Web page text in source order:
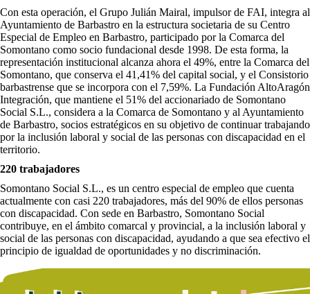
Con esta operación, el Grupo Julián Mairal, impulsor de FAI, integra al
Ayuntamiento de Barbastro en la estructura societaria de su Centro
Especial de Empleo en Barbastro, participado por la Comarca del
Somontano como socio fundacional desde 1998. De esta forma, la
representación institucional alcanza ahora el 49%, entre la Comarca del
Somontano, que conserva el 41,41% del capital social, y el Consistorio
barbastrense que se incorpora con el 7,59%. La Fundación AltoAragón
Integración, que mantiene el 51% del accionariado de Somontano
Social S.L., considera a la Comarca de Somontano y al Ayuntamiento
de Barbastro, socios estratégicos en su objetivo de continuar trabajando
por la inclusión laboral y social de las personas con discapacidad en el
territorio.
220 trabajadores
Somontano Social S.L., es un centro especial de empleo que cuenta
actualmente con casi 220 trabajadores, más del 90% de ellos personas
con discapacidad. Con sede en Barbastro, Somontano Social
contribuye, en el ámbito comarcal y provincial, a la inclusión laboral y
social de las personas con discapacidad, ayudando a que sea efectivo el
principio de igualdad de oportunidades y no discriminación.